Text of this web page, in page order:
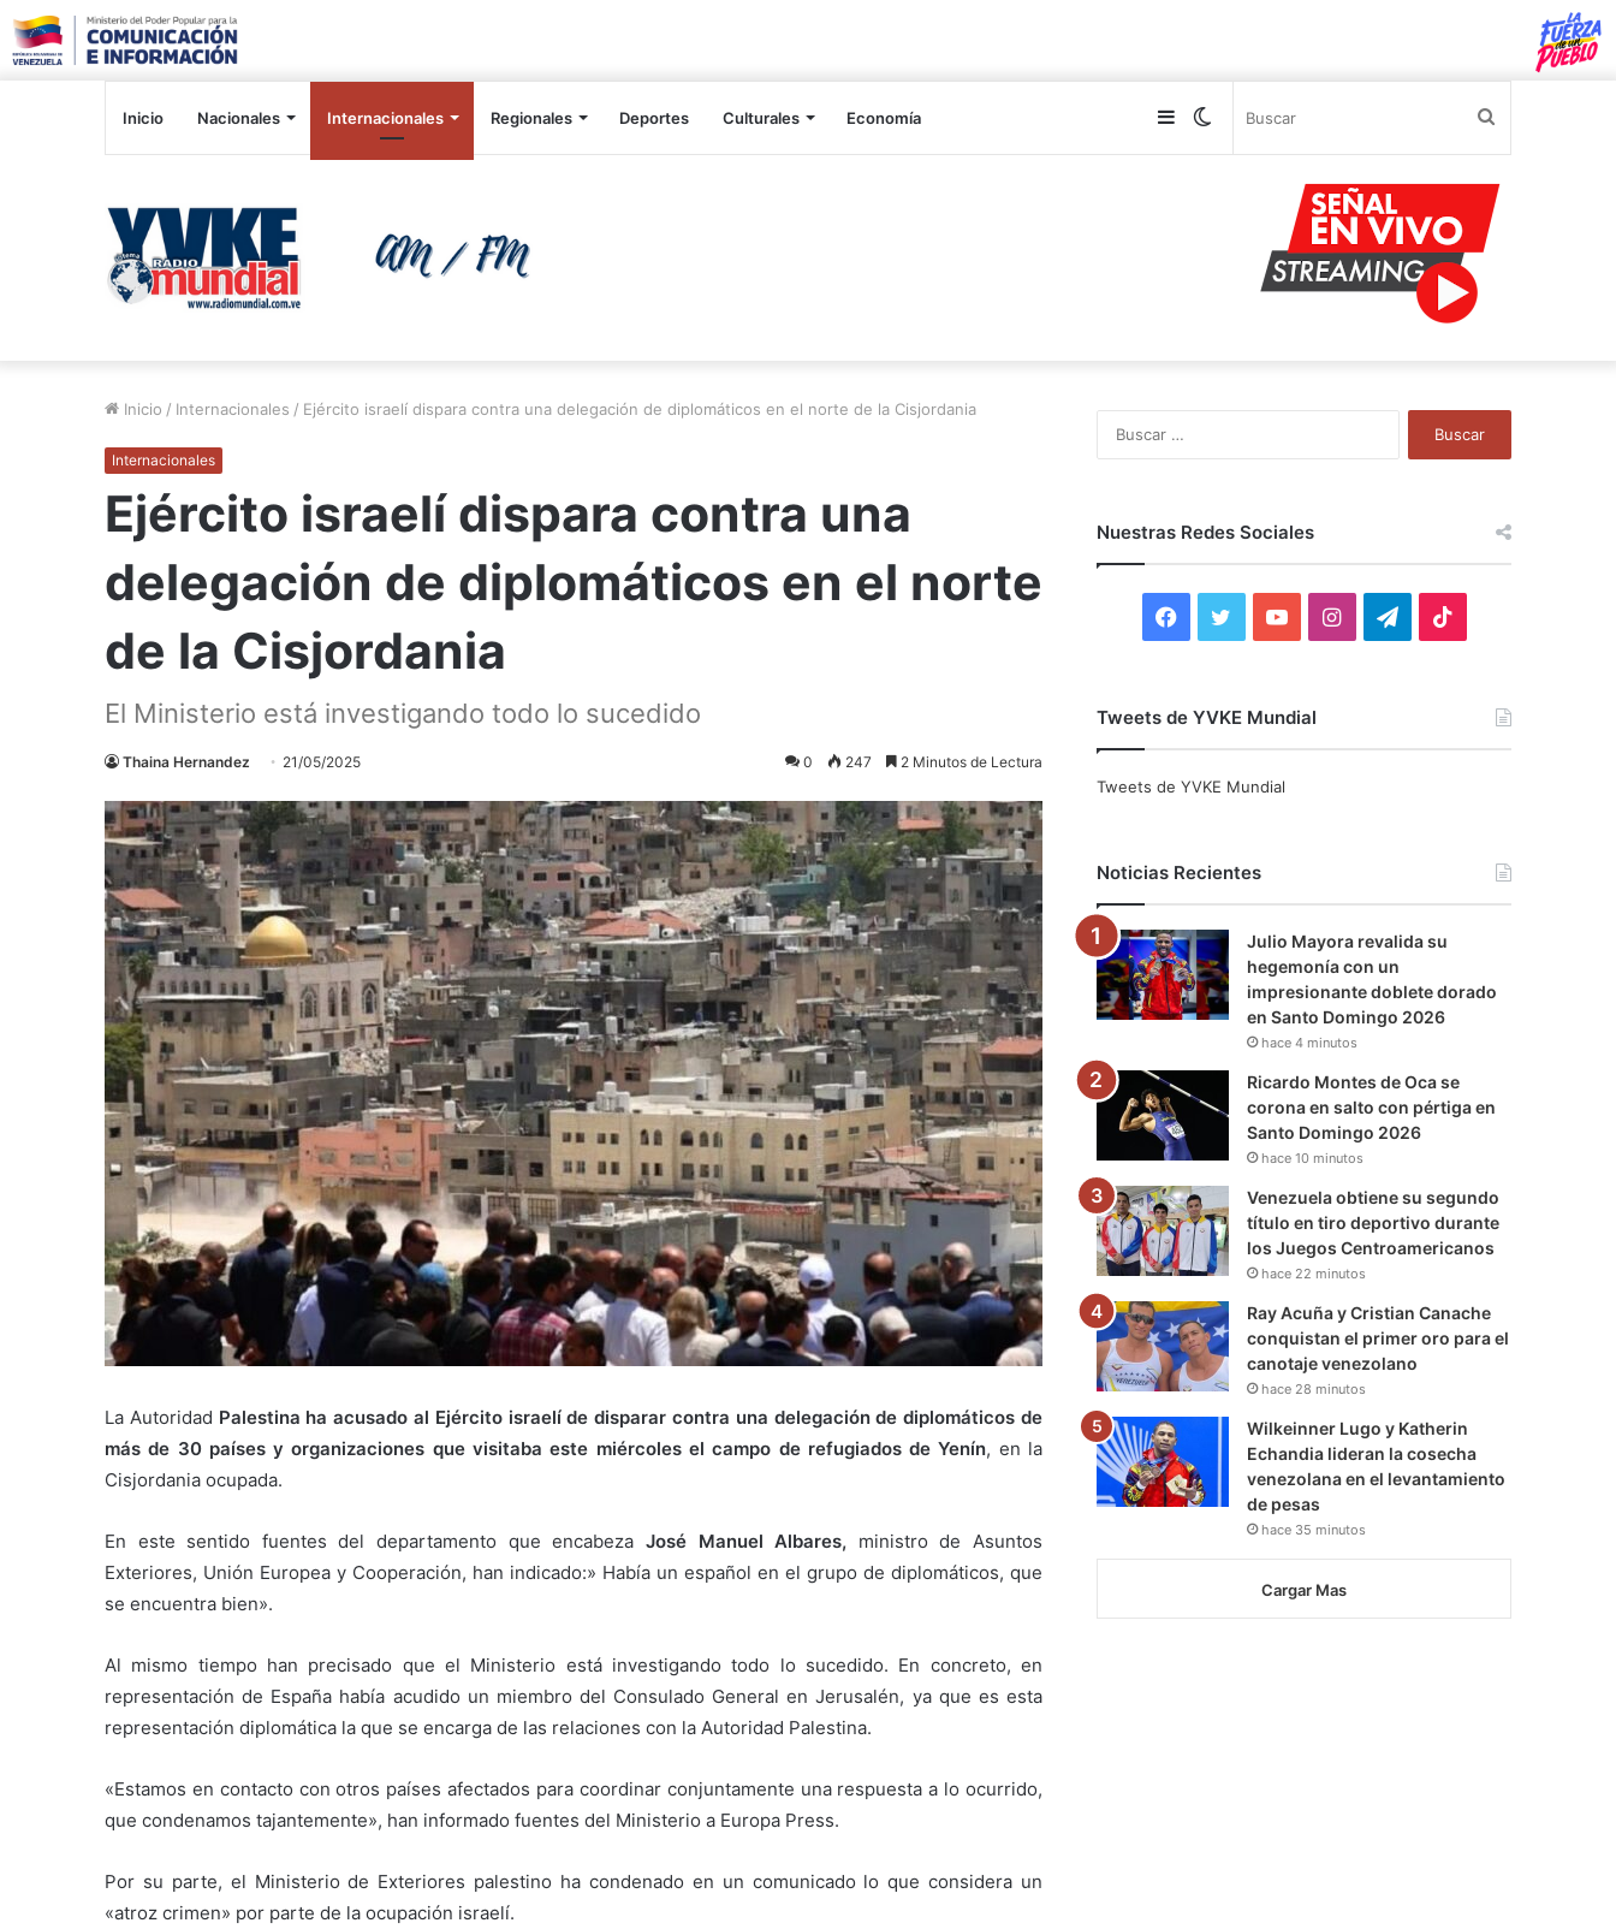
Inicio Nacionales Internacionales Regionales Deportes Culturales Economía Switch
Sidebar
Inicio / Internacionales / Ejército israelí dispara contra una delegación de diplomáticos en el norte de la Cisjordania
Internacionales
Ejército israelí dispara contra una
delegación de diplomáticos en el norte
de la Cisjordania
El Ministerio está investigando todo lo sucedido
Thaina Hernandez 21/05/2025 0 247 2 Minutos de Lectura
La Autoridad Palestina ha acusado al Ejército israelí de disparar contra una delegación de diplomáticos de
más de 30 países y organizaciones que visitaba este miércoles el campo de refugiados de Yenín, en la
Cisjordania ocupada.
En este sentido fuentes del departamento que encabeza José Manuel Albares, ministro de Asuntos
Exteriores, Unión Europea y Cooperación, han indicado:» Había un español en el grupo de diplomáticos, que
se encuentra bien».
Al mismo tiempo han precisado que el Ministerio está investigando todo lo sucedido. En concreto, en
representación de España había acudido un miembro del Consulado General en Jerusalén, ya que es esta
representación diplomática la que se encarga de las relaciones con la Autoridad Palestina.
«Estamos en contacto con otros países afectados para coordinar conjuntamente una respuesta a lo ocurrido,
que condenamos tajantemente», han informado fuentes del Ministerio a Europa Press.
Por su parte, el Ministerio de Exteriores palestino ha condenado en un comunicado lo que considera un
«atroz crimen» por parte de la ocupación israelí.
Nuestras Redes Sociales
F
c
o
k
i
r
Y
u
e
I
r
a
m
T
a
m
Tweets de YVKE Mundial
Tweets de YVKE Mundial
Noticias Recientes
Julio Mayora revalida su
hegemonía con un
impresionante doblete dorado
en Santo Domingo 2026
hace 4 minutos
Ricardo Montes de Oca se
corona en salto con pértiga en
Santo Domingo 2026
hace 10 minutos
Venezuela obtiene su segundo
título en tiro deportivo durante
los Juegos Centroamericanos
hace 22 minutos
Ray Acuña y Cristian Canache
conquistan el primer oro para el
canotaje venezolano
hace 28 minutos
Wilkeinner Lugo y Katherin
Echandia lideran la cosecha
venezolana en el levantamiento
de pesas
hace 35 minutos
Cargar Mas